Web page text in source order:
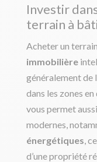
Investir
terrain à
Acheter un
immobilière
généralement de
dans les zones
vous permet
modernes,
énergétiques,
d’une propriété